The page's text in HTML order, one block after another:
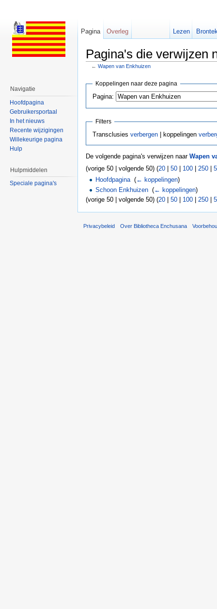
Pagina's die verwijzen
← Wapen van Enkhuizen
Koppelingen naar deze pagina
Pagina:
Filters
Transclusies verbergen| koppelingen
De volgende pagina's verwijzen naar Wapen
(vorige 50 | volgende 50) (20 50 100 250
Hoofdpagina‎(← koppelingen)
Schoon Enkhuizen ‎(← koppelingen)
(vorige 50 | volgende 50) (20 50 100 250
Pagina Overleg Lezen
Navigatie
Hoofdpagina
Gebruikersportaal
In het nieuws
Recente wijzigingen
Willekeurige pagina
Hulp
Hulpmiddelen
Speciale pagina's
Privacybeleid Over Bibliotheca Enchusana